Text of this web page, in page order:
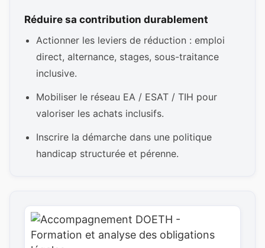
Réduire sa contribution durablement
Actionner les leviers de réduction : emploi
direct, alternance, stages, sous-traitance
inclusive.
Mobiliser le réseau EA / ESAT / TIH pour
valoriser les achats inclusifs.
Inscrire la démarche dans une politique
handicap structurée et pérenne.